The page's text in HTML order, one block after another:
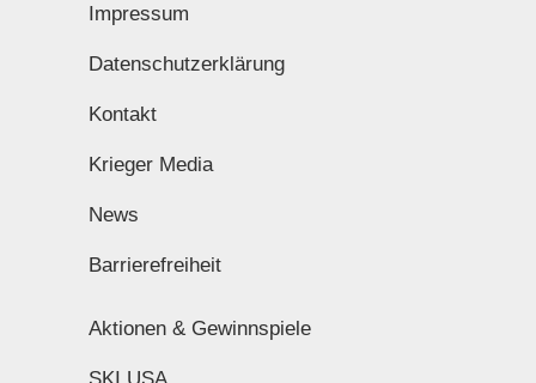
Impressum
Datenschutzerklärung
Kontakt
Krieger Media
News
Barrierefreiheit
Aktionen & Gewinnspiele
SKI USA